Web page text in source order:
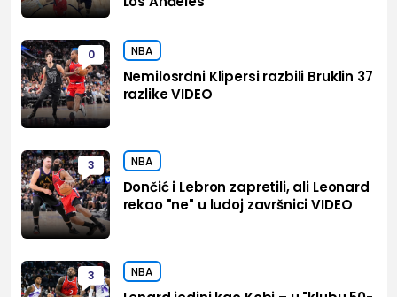
0 NBA
Nemilosrdni Klipersi razbili Bruklin 37
razlike VIDEO
3 NBA
Dončić i Lebron zapretili, ali Leonard
rekao "ne" u ludoj završnici VIDEO
3 NBA